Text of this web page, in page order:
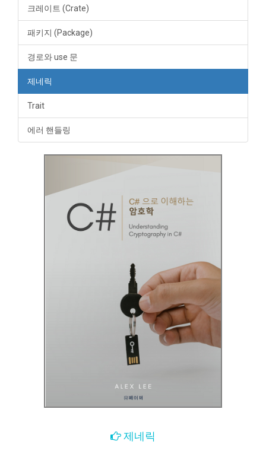
크레이트 (Crate)
패키지 (Package)
경로와 use 문
제네릭
Trait
에러 핸들링
제네릭